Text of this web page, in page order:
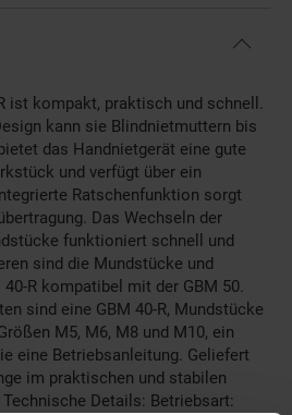
ist kompakt, praktisch und schnell.
kann sie Blindnietmuttern bis
das Handnietgerät eine gute
und verfügt über ein
Ratschenfunktion sorgt
Das Wechseln der
funktioniert schnell und
sind die Mundstücke und
40-R kompatibel mit der GBM 50.
sind eine GBM 40-R, Mundstücke
M5, M6, M8 und M10, ein
eine Betriebsanleitung. Geliefert
im praktischen und stabilen
Details: Betriebsart: